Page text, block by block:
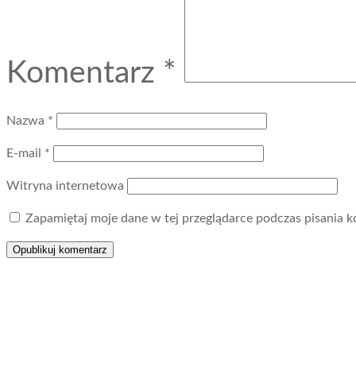
Komentarz *
Nazwa *
E-mail *
Witryna internetowa
Zapamiętaj moje dane w tej przeglądarce podczas pisania